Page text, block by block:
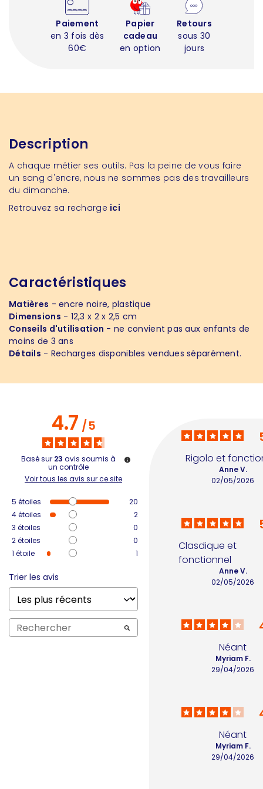
Paiement
en 3 fois dès
60€
Papier
cadeau
en option
Retours
sous 30
jours
Description
A chaque métier ses outils. Pas la peine de vous faire
un sang d'encre, nous ne sommes pas des travailleurs
du dimanche.
Retrouvez sa recharge ici
Caractéristiques
Matières - encre noire, plastique
Dimensions - 12,3 x 2 x 2,5 cm
Conseils d'utilisation - ne convient pas aux enfants de
moins de 3 ans
Détails - Recharges disponibles vendues séparément.
4.7/5
Basé sur 23 avis soumis à
un contrôle
Voir tous les avis sur ce site
5 étoiles
20
4étoiles
2
3 étoiles
0
2étoiles
0
1 étoile 1
Trier les avis
Rigolo et
02/05/2026
Anne V.
Clasdique et
fonctionnel
02/05/2026
Anne V.
Néant
29/04/2026
Myriam F.
Néant
29/04/2026
Myriam F.